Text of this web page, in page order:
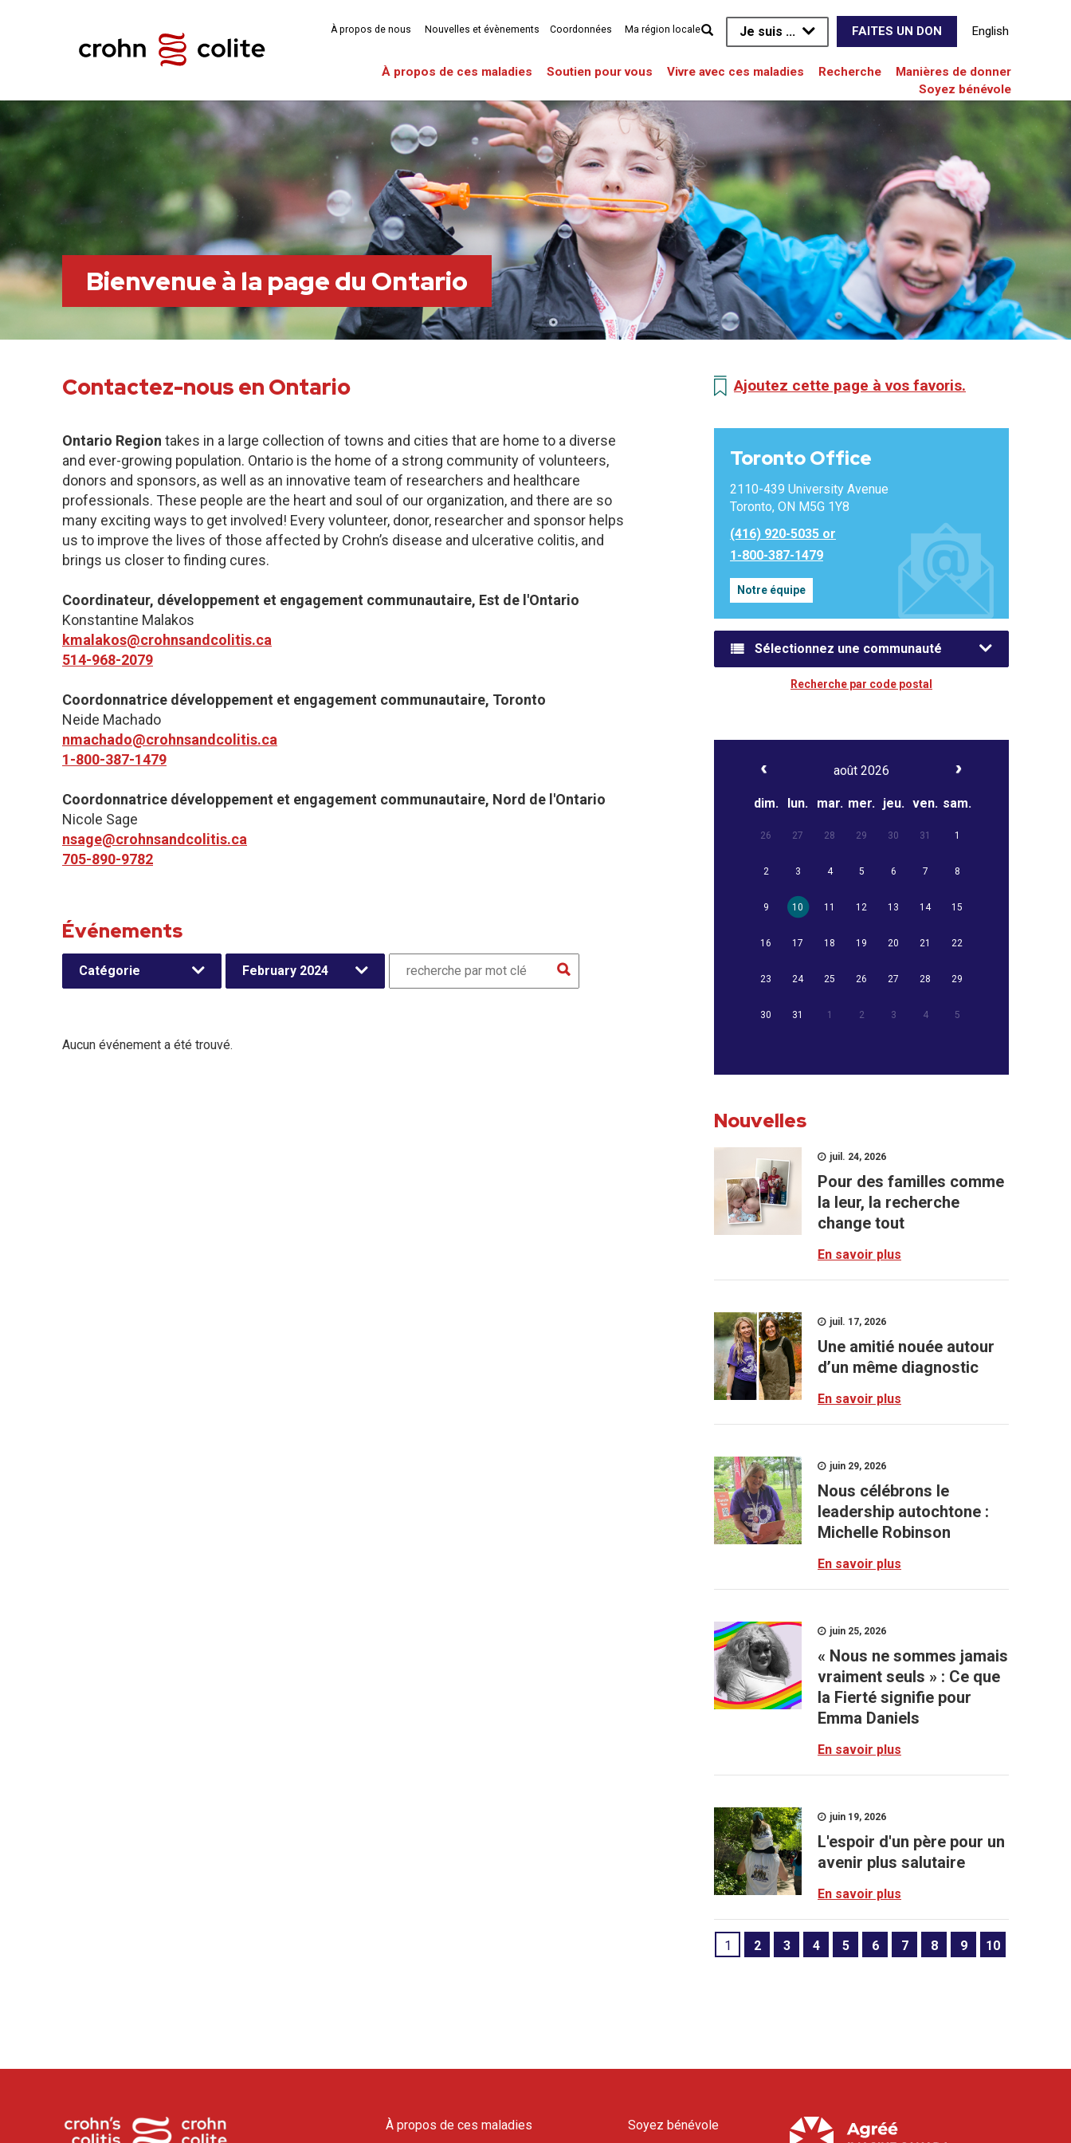
Je suis ... FAITES UN DON English
À propos de ces maladies Soutien pour vous Vivre avec ces maladies Recherche
Manières de donner
Soyez bénévole
À propos de nous Nouvelles et évènements Coordonnées Ma région locale
Bienvenue à la page du Ontario
Contactez-nous en Ontario
Ontario Region takes in a large collection of towns and cities that are home to a diverse
and ever-growing population. Ontario is the home of a strong community of volunteers,
donors and sponsors, as well as an innovative team of researchers and healthcare
professionals. These people are the heart and soul of our organization, and there are so
many exciting ways to get involved! Every volunteer, donor, researcher and sponsor helps
us to improve the lives of those affected by Crohn’s disease and ulcerative colitis, and
brings us closer to finding cures.
Coordinateur, développement et engagement communautaire​, Est de l'Ontario
Konstantine Malakos
kmalakos@crohnsandcolitis.ca
514-968-2079
Coordonnatrice développement et engagement communautaire, Toronto
Neide Machado
nmachado@crohnsandcolitis.ca
1-800-387-1479
Coordonnatrice développement et engagement communautaire, Nord de l'Ontario
Nicole Sage
nsage@crohnsandcolitis.ca
705-890-9782
Événements
Catégorie February 2024
Aucun événement a été trouvé.
Ajoutez cette page à vos favoris.
Toronto Office
2110-439 University Avenue
Toronto, ON M5G 1Y8
(416) 920-5035 or
1-800-387-1479
Notre équipe
Sélectionnez une communauté
Recherche par code postal
août 2026
dim. lun. mar. mer. jeu. ven. sam.
26 27 28 29 30 31 1
2 3 4 5 6 7 8
9 10 11 12 13 14 15
16 17 18 19 20 21 22
23 24 25 26 27 28 29
30 31 1 2 3 4 5
Nouvelles
juil. 24, 2026
Pour des familles comme
la leur, la recherche
change tout
En savoir plus
juil. 17, 2026
Une amitié nouée autour
d’un même diagnostic
En savoir plus
juin 29, 2026
Nous célébrons le
leadership autochtone :
Michelle Robinson
En savoir plus
juin 25, 2026
« Nous ne sommes jamais
vraiment seuls » : Ce que
la Fierté signifie pour
Emma Daniels
En savoir plus
juin 19, 2026
L'espoir d'un père pour un
avenir plus salutaire
En savoir plus
1 2 3 4 5 6 7 8 9 10
À propos de ces maladies Soyez bénévole